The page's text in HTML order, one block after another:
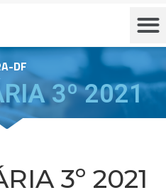
DF
3º 2021
3º 2021